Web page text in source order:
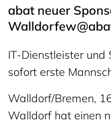
abat neuer
IT-Dienstleister
sofort erste
Walldorf/Bremen,
Walldorf hat einen